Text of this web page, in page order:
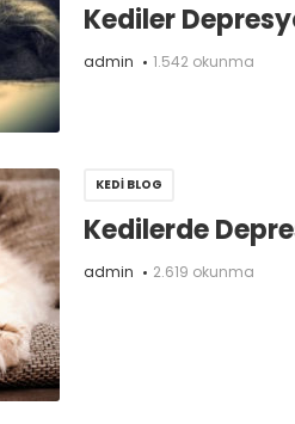
Kediler
admin 1.542 okunma
KEDI BLOG
Kedilerde
admin 2.619 okunma